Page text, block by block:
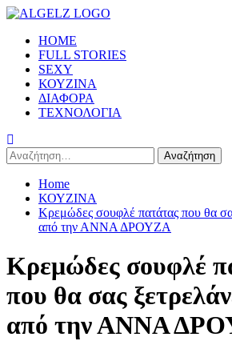
Skip
content
Primary
Menu
HOME
FULL STORIES
SEXY
ΚΟΥΖΙΝΑ
ΔΙΑΦΟΡΑ
ΤΕΧΝΟΛΟΓΙΑ
Αναζήτηση
για:
Home
ΚΟΥΖΙΝΑ
Κρεμώδες σουφλέ πατάτας που θα
από την ΑΝΝΑ ΔΡΟΥΖΑ
Κρεμώδες σουφλέ
που θα σας
από την ΑΝΝΑ